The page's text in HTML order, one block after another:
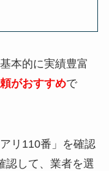
本的に実績豊富
がおすすめで
リ110番」を確認
認して、業者を選